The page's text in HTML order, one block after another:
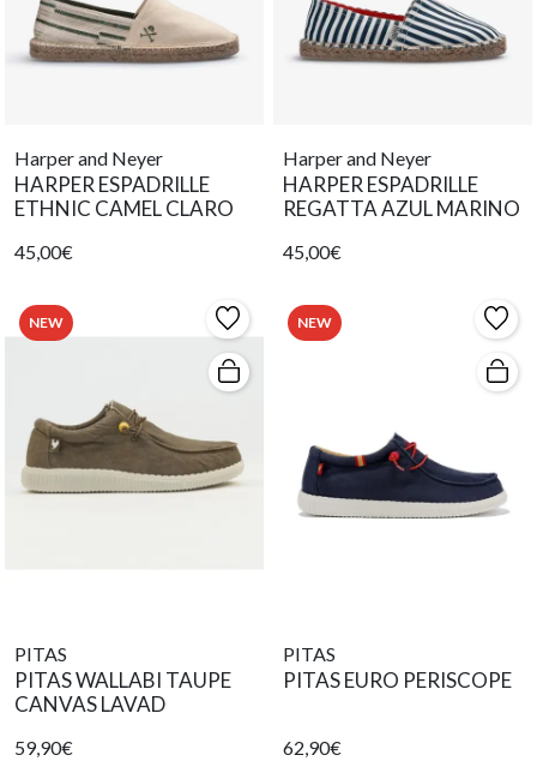
Harper and Neyer
HARPER ESPADRILLE
ETHNIC CAMEL CLARO
45,00€
Harper and Neyer
HARPER ESPADRILLE
REGATTA AZUL MARINO
45,00€
NEW
PITAS
PITAS WALLABI TAUPE
CANVAS LAVAD
59,90€
NEW
PITAS
PITAS EURO PERISCOPE
62,90€